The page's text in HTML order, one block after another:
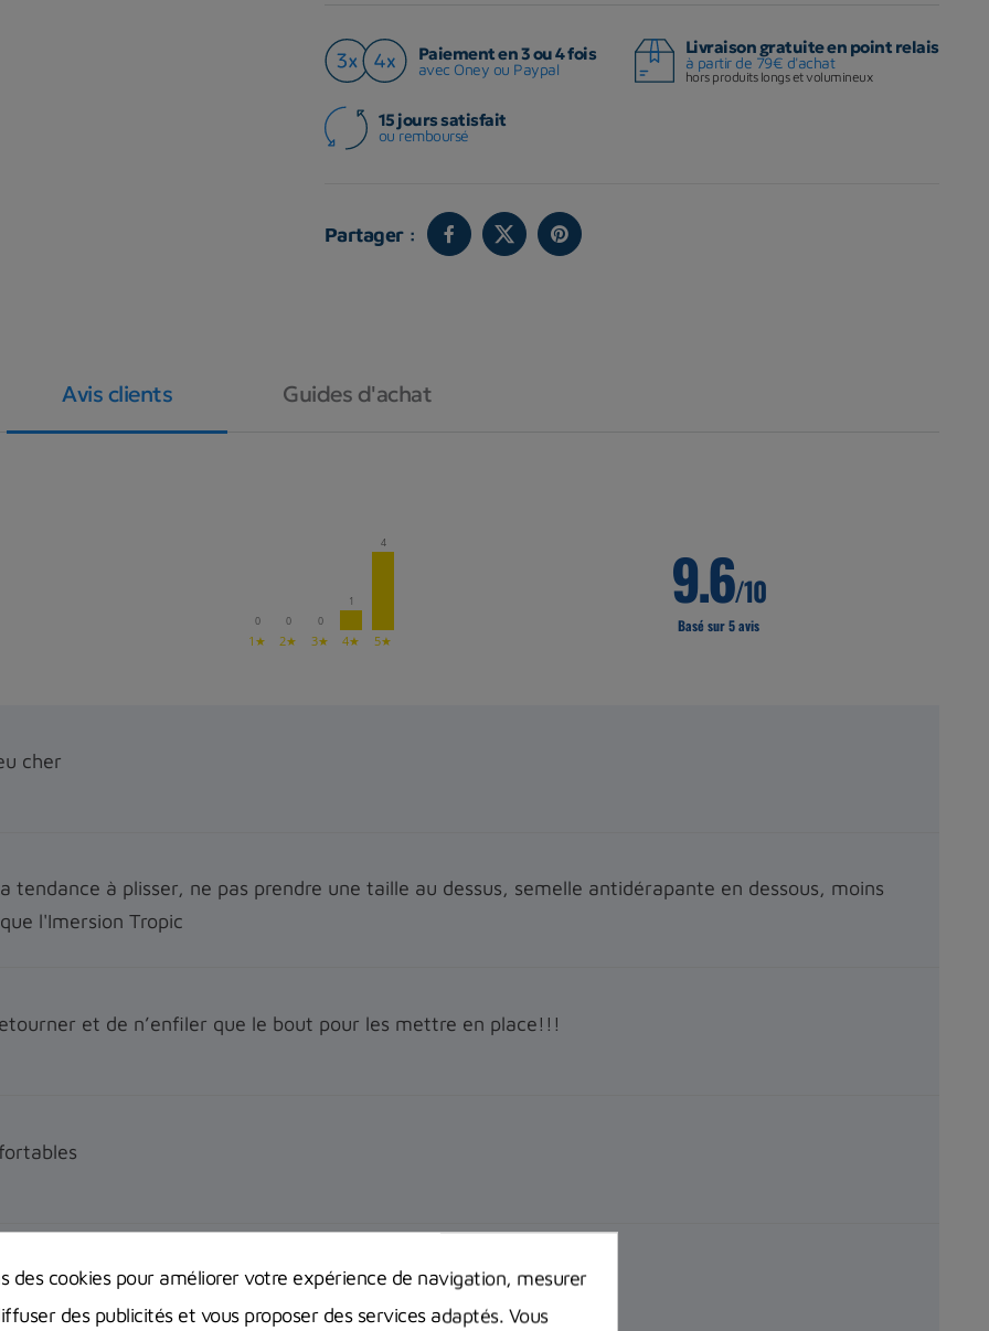
Paiement en 3 ou 4 fois
avec Oney ou Paypal
Livraison gratuite en point relais
à partir de 79€ d'achat
hors produits longs et volumineux
15 jours satisfait
ou remboursé
Partager :
Avis clients Guides d'achat
0
1★
0
2★
0
3★
1
4★
4
5★
9.6/10
Basé sur 5 avis
cher
tendance à plisser, ne pas prendre une taille au dessus, semelle antidérapante en dessous, moins
l'Imersion Tropic
et de n’enfiler que le bout pour les mettre en place!!!
qualité prix
des cookies pour améliorer votre expérience de navigation, mesurer
des publicités et vous proposer des services adaptés. Vous